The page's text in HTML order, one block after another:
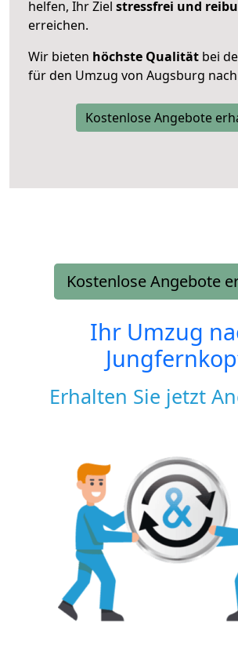
helfen, Ihr Ziel stressfrei und
erreichen.
Wir bieten höchste Qualität bei
für den Umzug von Augsburg
Kostenlose Angebote
Kostenlose Angebote
Ihr Umzug
Erhalten Sie jetzt